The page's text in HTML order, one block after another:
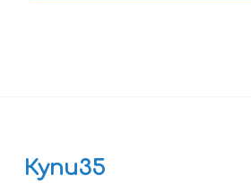
Купи35